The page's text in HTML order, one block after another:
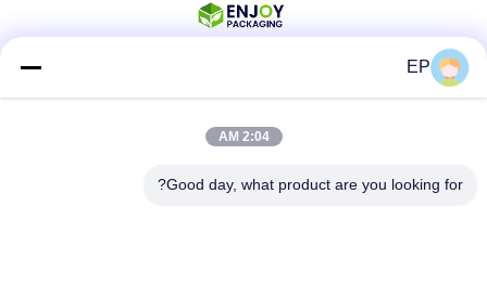
EP
2:04 AM
Good day, what product are you looking for?